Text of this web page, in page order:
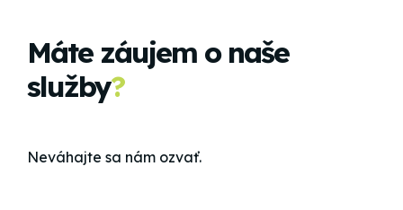
Máte záujem o naše
služby?
Neváhajte sa nám ozvať.